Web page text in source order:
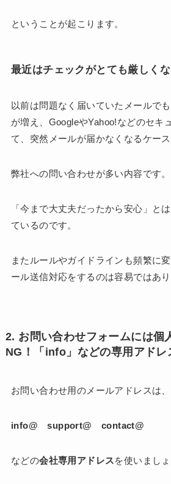
ということが起こります。
最近はチェックがとても厳しく
以前は問題なく届いていたメールで
が増え、GoogleやYahoo!などのセキ
て、突然メールが届かなくなるケース
弊社への問い合わせが多い内容です。
「今まで大丈夫だったから安心」と
ているのです。
またルールやガイドラインも頻繁に
ール送信対応をするのは容易ではあり
2. お問い合わせフォームには個
NG！「info」などの専用アドレ
お問い合わせ用のメールアドレスは、
info@ support@ contact@
などの会社専用アドレスを使いましょ